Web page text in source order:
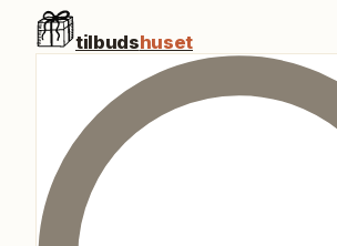
tilbudshuset